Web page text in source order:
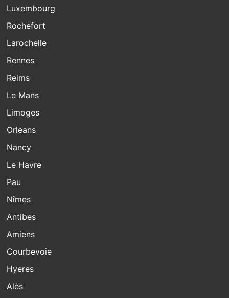
Luxembourg
Rochefort
Larochelle
Rennes
Reims
Le Mans
Limoges
Orleans
Nancy
Le Havre
Pau
Nîmes
Antibes
Amiens
Courbevoie
Hyeres
Alès